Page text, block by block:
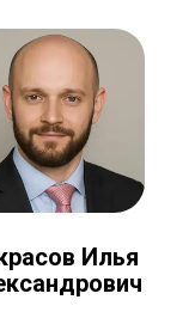
Илья